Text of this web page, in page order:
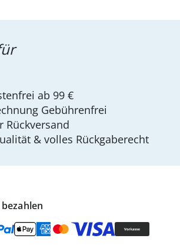
ab 99 €
Gebührenfrei
Rückversand
& volles Rückgaberecht